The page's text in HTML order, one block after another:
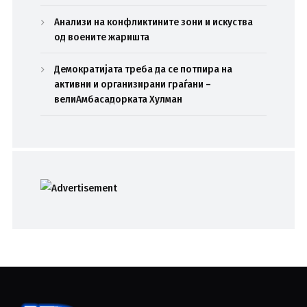
Анализи на конфликтините зони и искуства
од воените жаришта
Демократијата треба да се потпира на
активни и организирани граѓани –
велиАмбасадорката Хулман